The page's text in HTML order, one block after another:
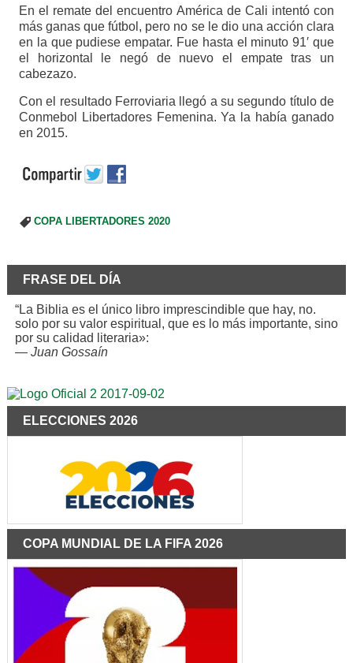
En el remate del encuentro América de Cali intentó con
más ganas que fútbol, pero no se le dio una acción clara
en la que pudiese empatar. Fue hasta el minuto 91′ que
el horizontal le negó de nuevo el empate tras un
cabezazo.
Con el resultado Ferroviaria llegó a su segundo título de
Conmebol Libertadores Femenina. Ya la había ganado
en 2015.
COPA LIBERTADORES 2020
FRASE DEL DÍA
“La Biblia es el único libro imprescindible que hay, no.
solo por su valor espiritual, que es lo más importante, sino
por su calidad literaria»:
— Juan Gossaín
ELECCIONES 2026
COPA MUNDIAL DE LA FIFA 2026